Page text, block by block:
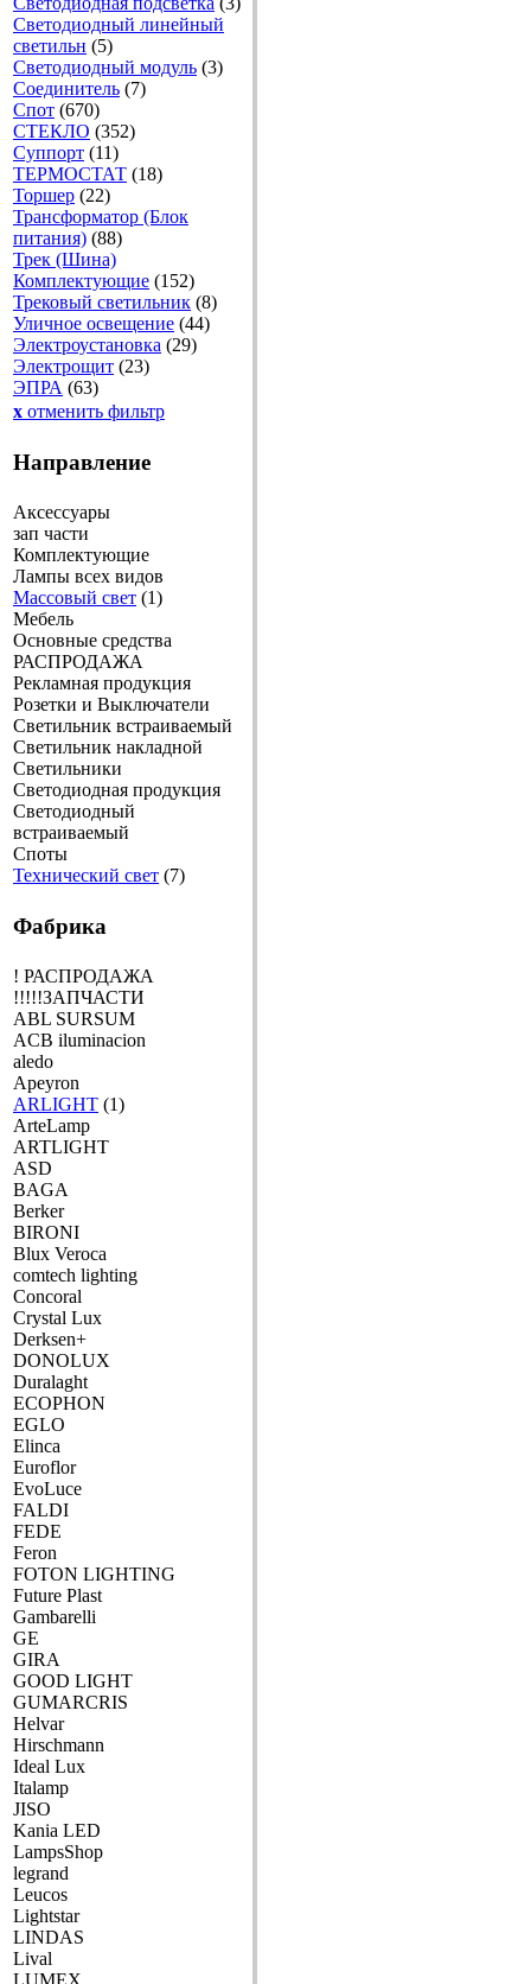
Светодиодный линейный
светильн (5)
Светодиодный модуль (3)
Соединитель (7)
Спот (670)
СТЕКЛО (352)
Суппорт (11)
ТЕРМОСТАТ (18)
Торшер (22)
Трансформатор (Блок
питания) (88)
Трек (Шина)
Комплектующие (152)
Трековый светильник (8)
Уличное освещение (44)
Электроустановка (29)
Электрощит (23)
ЭПРА (63)
x отменить фильтр
Направление
Аксессуары
зап части
Комплектующие
Лампы всех видов
Массовый свет (1)
Мебель
Основные средства
РАСПРОДАЖА
Рекламная продукция
Розетки и Выключатели
Светильник встраиваемый
Светильник накладной
Светильники
Светодиодная продукция
Светодиодный
встраиваемый
Споты
Технический свет (7)
Фабрика
! РАСПРОДАЖА
!!!!!ЗАПЧАСТИ
ABL SURSUM
ACB iluminacion
aledo
Apeyron
ARLIGHT (1)
ArteLamp
ARTLIGHT
ASD
BAGA
Berker
BIRONI
Blux Veroca
comtech lighting
Concoral
Crystal Lux
Derksen+
DONOLUX
Duralaght
ECOPHON
EGLO
Elinca
Euroflor
EvoLuce
FALDI
FEDE
Feron
FOTON LIGHTING
Future Plast
Gambarelli
GE
GIRA
GOOD LIGHT
GUMARCRIS
Helvar
Hirschmann
Ideal Lux
Italamp
JISO
Kania LED
LampsShop
legrand
Leucos
Lightstar
LINDAS
Lival
LUMEX